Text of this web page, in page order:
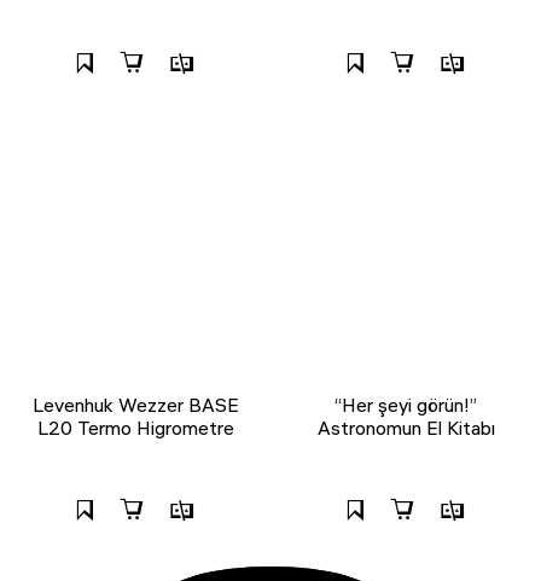
Levenhuk Wezzer BASE
L20 Termo Higrometre
“Her şeyi görün!”
Astronomun El Kitabı